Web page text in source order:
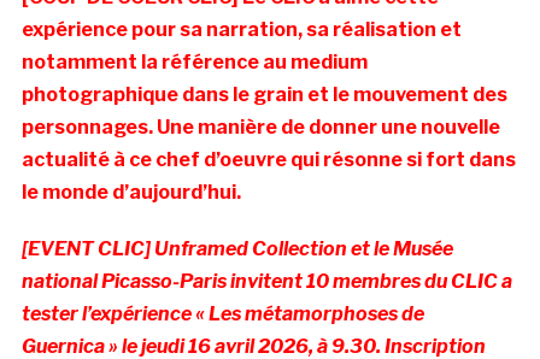
expérience pour sa narration, sa réalisation et
notamment la référence au medium
photographique dans le grain et le mouvement des
personnages. Une manière de donner une nouvelle
actualité à ce chef d’oeuvre qui résonne si fort dans
le monde d’aujourd’hui.
[EVENT CLIC] Unframed Collection et le Musée
national Picasso-Paris invitent 10 membres du CLIC a
tester l’expérience « Les métamorphoses de
Guernica » le jeudi 16 avril 2026, à 9.30. Inscription